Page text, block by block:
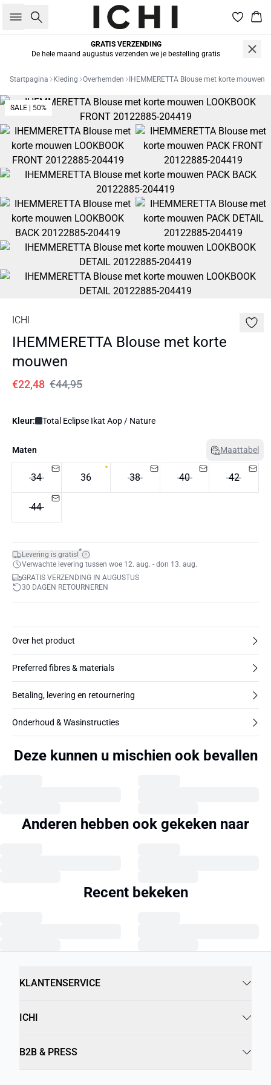
Zoeken
GRATIS VERZENDING
De hele maand augustus verzenden we je bestelling gratis
Startpagina Kleding Overhemden IHEMMERETTA Blouse met korte mouwen
SALE | 50%
ICHI
IHEMMERETTA Blouse met korte
mouwen
€22,48 €44,95
Kleur: Total Eclipse Ikat Aop / Nature
Maten Maattabel
34 36 38 40 42
44
Levering is gratis!*
Verwachte levering tussen woe 12. aug. - don 13. aug.
GRATIS VERZENDING IN AUGUSTUS
30 DAGEN RETOURNEREN
Over het product
Preferred fibres & materials
Betaling, levering en retournering
Onderhoud & Wasinstructies
Deze kunnen u mischien ook bevallen
Anderen hebben ook gekeken naar
Recent bekeken
KLANTENSERVICE
ICHI
B2B & PRESS